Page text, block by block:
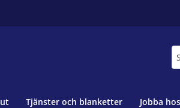
Tjänster och blanketter Jobba